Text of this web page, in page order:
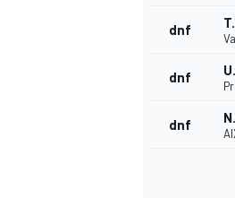
dnf
dnf
dnf